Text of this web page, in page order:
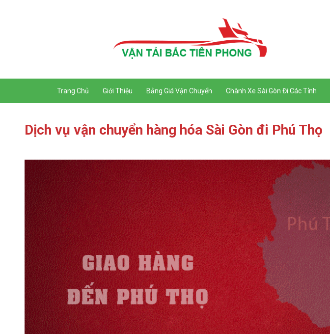
Trang Chủ Giới Thiệu Bảng Giá Vận Chuyển Chành Xe Sài Gòn Đi Các Tỉnh
Dịch vụ vận chuyển hàng hóa Sài Gòn đi Phú Thọ